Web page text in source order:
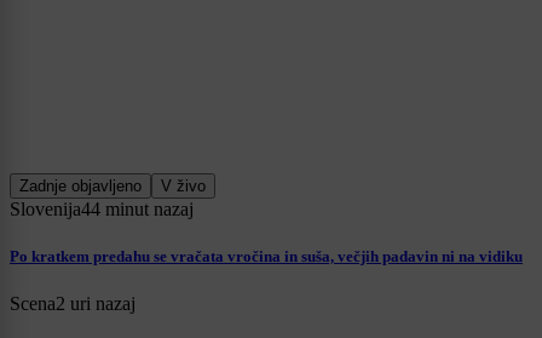
Zadnje objavljeno V živo
Slovenija44 minut nazaj
Po kratkem predahu se vračata vročina in suša, večjih padavin ni na vidiku
Scena2 uri nazaj